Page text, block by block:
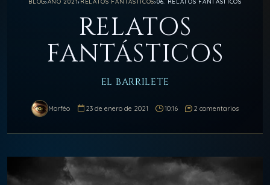
RELATOS
FANTÁSTICOS
EL BARRILETE
Morféo 23 de enero de 2021 10:16 2 comentarios